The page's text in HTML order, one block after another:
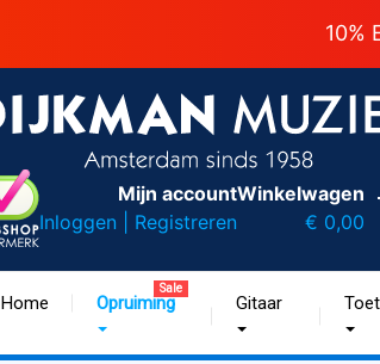
10%
Mijn account
Inloggen | Registreren
Winkelwagen
€ 0,00
Home Opruiming
Sale
Gitaar